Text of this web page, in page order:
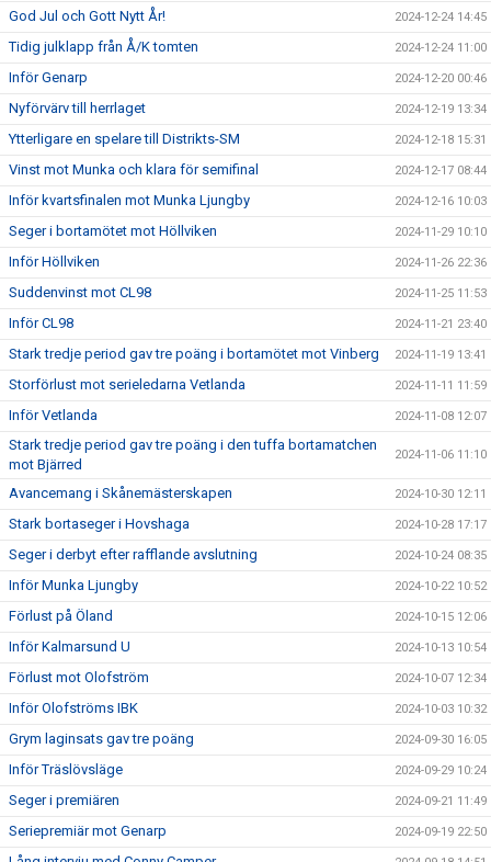
God Jul och Gott Nytt År! 2024-12-24 14:45
Tidig julklapp från Å/K tomten 2024-12-24 11:00
Inför Genarp 2024-12-20 00:46
Nyförvärv till herrlaget 2024-12-19 13:34
Ytterligare en spelare till Distrikts-SM 2024-12-18 15:31
Vinst mot Munka och klara för semifinal 2024-12-17 08:44
Inför kvartsfinalen mot Munka Ljungby 2024-12-16 10:03
Seger i bortamötet mot Höllviken 2024-11-29 10:10
Inför Höllviken 2024-11-26 22:36
Suddenvinst mot CL98 2024-11-25 11:53
Inför CL98 2024-11-21 23:40
Stark tredje period gav tre poäng i bortamötet mot Vinberg 2024-11-19 13:41
Storförlust mot serieledarna Vetlanda 2024-11-11 11:59
Inför Vetlanda 2024-11-08 12:07
Stark tredje period gav tre poäng i den tuffa bortamatchen
mot Bjärred
2024-11-06 11:10
Avancemang i Skånemästerskapen 2024-10-30 12:11
Stark bortaseger i Hovshaga 2024-10-28 17:17
Seger i derbyt efter rafflande avslutning 2024-10-24 08:35
Inför Munka Ljungby 2024-10-22 10:52
Förlust på Öland 2024-10-15 12:06
Inför Kalmarsund U 2024-10-13 10:54
Förlust mot Olofström 2024-10-07 12:34
Inför Olofströms IBK 2024-10-03 10:32
Grym laginsats gav tre poäng 2024-09-30 16:05
Inför Träslövsläge 2024-09-29 10:24
Seger i premiären 2024-09-21 11:49
Seriepremiär mot Genarp 2024-09-19 22:50